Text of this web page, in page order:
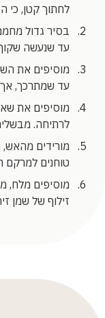
לחתוך קטן, כי
בסיר גדול
עד שנעשה
עד שמתרכך,
מוסיפים את
לרתיחה.
מורידים
טוחנים למרקם
מוסיפים מלח,
זילוף של שמן